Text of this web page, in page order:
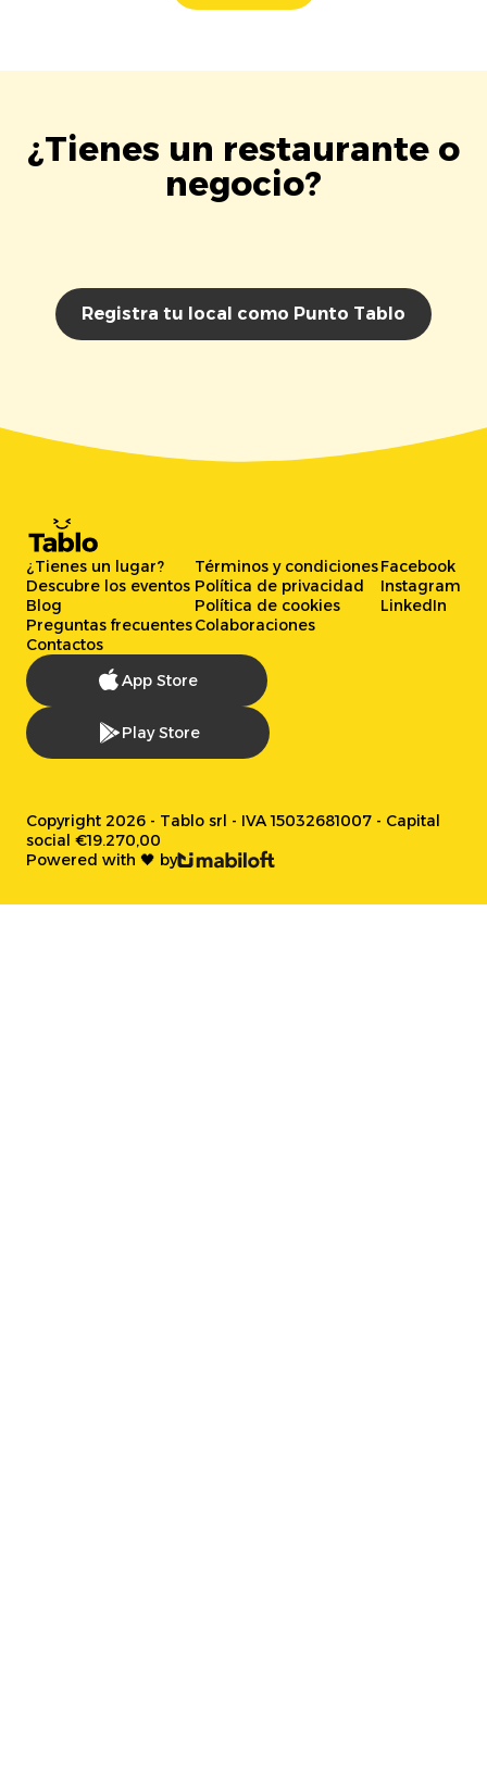
¿Tienes un restaurante o
negocio?
Registra tu local como Punto Tablo
¿Tienes un lugar?
Descubre los eventos
Blog
Preguntas frecuentes
Contactos
Términos y condiciones
Política de privacidad
Política de cookies
Colaboraciones
Facebook
Instagram
LinkedIn
App Store
Play Store
Copyright 2026 - Tablo srl - IVA 15032681007 - Capital
social €19.270,00
Powered with 🖤 by